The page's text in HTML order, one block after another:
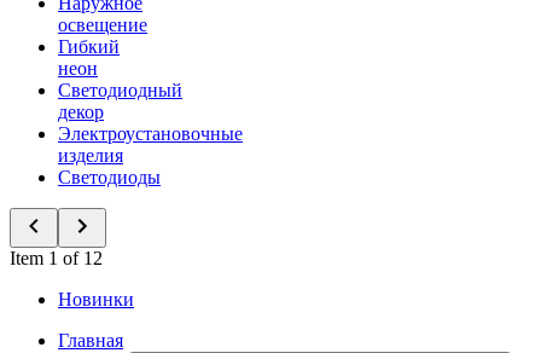
освещение
Гибкий
неон
Светодиодный
декор
Электроустановочные
изделия
Светодиоды
Item 1 of 12
Новинки
Главная